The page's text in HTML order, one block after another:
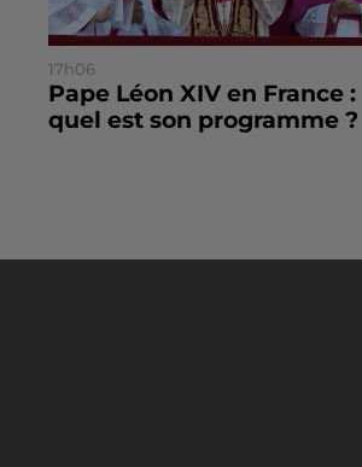
17h06
Pape Léon XIV en France :
quel est son programme ?